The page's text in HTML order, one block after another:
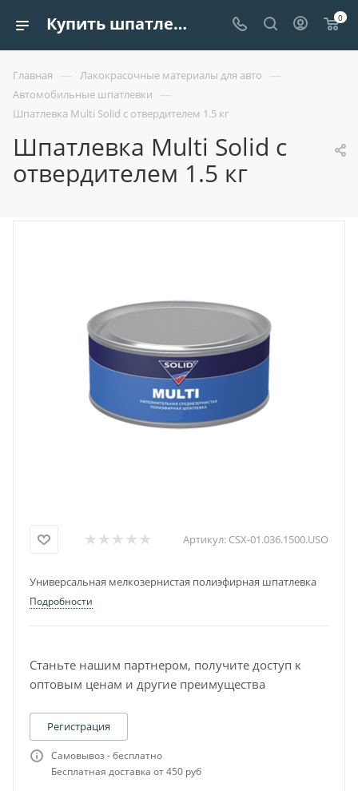
Купить шпатлевка multi solid с отвердителем 1.5 кг | Европроект Tрейдинг 0
Главная — Лакокрасочные материалы для авто —
Автомобильные шпатлевки —
Шпатлевка Multi Solid с отвердителем 1.5 кг
Шпатлевка Multi Solid с
отвердителем 1.5 кг
Артикул: CSX-01.036.1500.USO
Универсальная мелкозернистая полиэфирная шпатлевка
Подробности
Станьте нашим партнером, получите доступ к
оптовым ценам и другие преимущества
Регистрация
Самовывоз - бесплатно
Бесплатная доставка от 450 руб